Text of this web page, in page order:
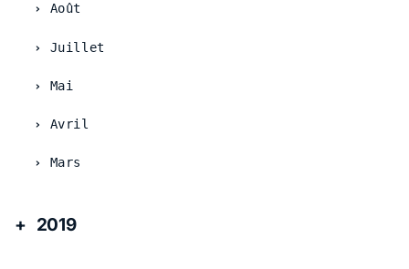
Août
Juillet
Mai
Avril
Mars
2019